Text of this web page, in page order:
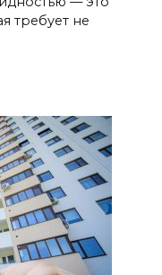
требует не